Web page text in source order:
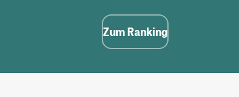
Zum Ranking